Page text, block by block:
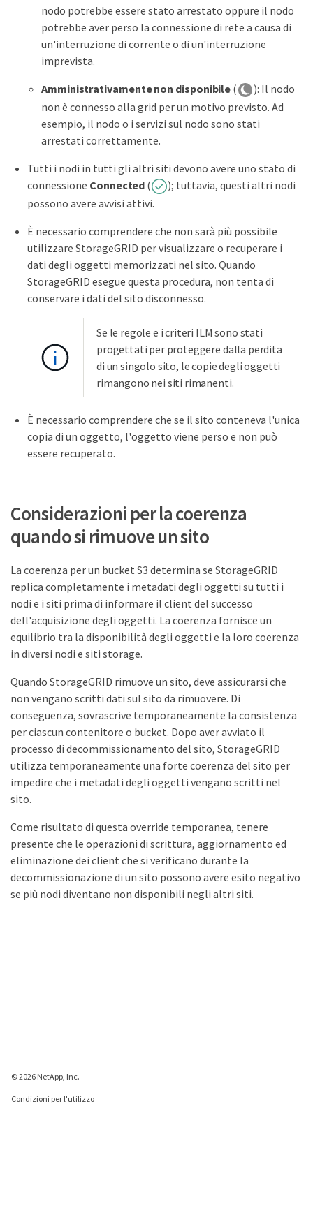
nodo potrebbe essere stato arrestato oppure il nodo
potrebbe aver perso la connessione di rete a causa di
un'interruzione di corrente o di un'interruzione
imprevista.
Amministrativamente non disponibile (
): Il nodo
non è connesso alla grid per un motivo previsto. Ad
esempio, il nodo o i servizi sul nodo sono stati
arrestati correttamente.
Tutti i nodi in tutti gli altri siti devono avere uno stato di
connessione Connected (
); tuttavia, questi altri nodi
possono avere avvisi attivi.
È necessario comprendere che non sarà più possibile
utilizzare StorageGRID per visualizzare o recuperare i
dati degli oggetti memorizzati nel sito. Quando
StorageGRID esegue questa procedura, non tenta di
conservare i dati del sito disconnesso.
Se le regole e i criteri ILM sono stati
progettati per proteggere dalla perdita
di un singolo sito, le copie degli oggetti
rimangono nei siti rimanenti.
È necessario comprendere che se il sito conteneva l'unica
copia di un oggetto, l'oggetto viene perso e non può
essere recuperato.
Considerazioni per la coerenza
quando si rimuove un sito
La coerenza per un bucket S3 determina se StorageGRID
replica completamente i metadati degli oggetti su tutti i
nodi e i siti prima di informare il client del successo
dell'acquisizione degli oggetti. La coerenza fornisce un
equilibrio tra la disponibilità degli oggetti e la loro coerenza
in diversi nodi e siti storage.
Quando StorageGRID rimuove un sito, deve assicurarsi che
non vengano scritti dati sul sito da rimuovere. Di
conseguenza, sovrascrive temporaneamente la consistenza
per ciascun contenitore o bucket. Dopo aver avviato il
processo di decommissionamento del sito, StorageGRID
utilizza temporaneamente una forte coerenza del sito per
impedire che i metadati degli oggetti vengano scritti nel
sito.
Come risultato di questa override temporanea, tenere
presente che le operazioni di scrittura, aggiornamento ed
eliminazione dei client che si verificano durante la
decommissionazione di un sito possono avere esito negativo
se più nodi diventano non disponibili negli altri siti.
© 2026 NetApp, Inc.
Condizioni per l'utilizzo